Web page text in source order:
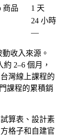
商品
1 天
24 小時
—
收入來源。
2–6 個月，
灣線上課程的
課程的累積銷
算表、設計素
格子和自建官